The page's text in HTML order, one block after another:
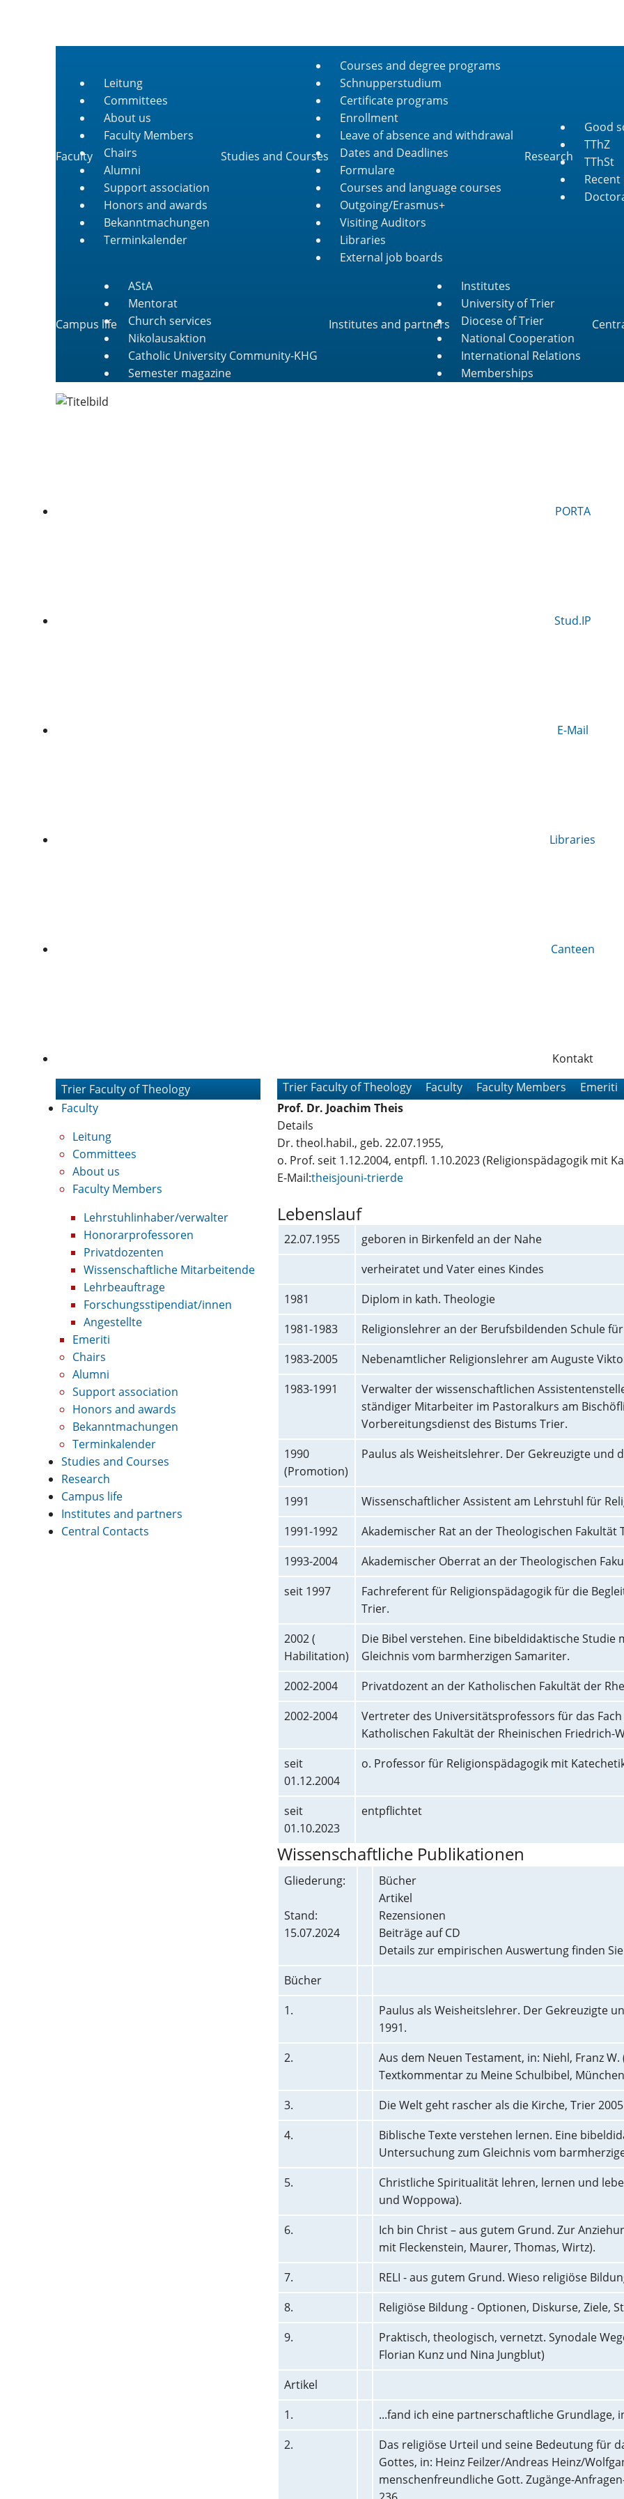
Faculty
Leitung
Committees
About us
Faculty Members
Chairs
Alumni
Support association
Honors and awards
Bekanntmachungen
Terminkalender
Studies and Courses
Courses and degree programs
Schnupperstudium
Certificate programs
Enrollment
Leave of absence and withdrawal
Dates and Deadlines
Formulare
Courses and language courses
Outgoing/Erasmus+
Visiting Auditors
Libraries
External job boards
Research
Good
TThZ
TThSt
Campus life
AStA
Mentorat
Church services
Nikolausaktion
Catholic University Community-KHG
Semester magazine
Institutes and partners
Institutes
University of Trier
Diocese of Trier
National Cooperation
International Relations
Memberships
PORTA
Stud.IP
E-Mail
Libraries
Canteen
Kontakt
Trier Faculty of Theology
Faculty
Leitung
Committees
About us
Faculty Members
Lehrstuhlinhaber/verwalter
Honorarprofessoren
Privatdozenten
Wissenschaftliche Mitarbeitende
Lehrbeauftrage
Forschungsstipendiat/innen
Angestellte
Emeriti
Chairs
Alumni
Support association
Honors and awards
Bekanntmachungen
Terminkalender
Studies and Courses
Research
Campus life
Institutes and partners
Central Contacts
Trier Faculty of Theology Faculty Faculty Members Emeriti
Prof. Dr. Joachim Theis
Details
Dr. theol.habil., geb. 22.07.1955,
o. Prof. seit 1.12.2004, entpfl. 1.10.2023 (Religionspädagogik mit
E-Mail:theisjouni-trierde
Lebenslauf
22.07.1955
geboren in Birkenfeld an der Nahe
verheiratet und Vater eines Kindes
1981
Diplom in kath. Theologie
1981-1983
Religionslehrer an der Berufsbildenden Schule
1983-2005
Nebenamtlicher Religionslehrer am Auguste
1983-1991
Verwalter der wissenschaftlichen
ständiger Mitarbeiter im Pastoralkurs am
Vorbereitungsdienst des Bistums Trier.
1990
(Promotion)
Paulus als Weisheitslehrer. Der Gekreuzigte und
1991
Wissenschaftlicher Assistent am Lehrstuhl für
1991-1992
Akademischer Rat an der Theologischen Fakultät
1993-2004
Akademischer Oberrat an der Theologischen
seit 1997
Fachreferent für Religionspädagogik für die
Trier.
2002 (
Habilitation)
Die Bibel verstehen. Eine bibeldidaktische
Gleichnis vom barmherzigen Samariter.
2002-2004
Privatdozent an der Katholischen Fakultät der
2002-2004
Vertreter des Universitätsprofessors für das
Katholischen Fakultät der Rheinischen Friedrich-
seit
01.12.2004
o. Professor für Religionspädagogik mit
seit
01.10.2023
entpflichtet
Wissenschaftliche Publikationen
Gliederung:
Stand:
15.07.2024
Bücher
Artikel
Rezensionen
Beiträge auf CD
Details zur empirischen Auswertung finden
Bücher
1.
Paulus als Weisheitslehrer. Der Gekreuzigte
1991.
2.
Aus dem Neuen Testament, in: Niehl, Franz
Textkommentar zu Meine Schulbibel,
3.
Die Welt geht rascher als die Kirche, Trier 2005
4.
Biblische Texte verstehen lernen. Eine
Untersuchung zum Gleichnis vom
5.
Christliche Spiritualität lehren, lernen und
und Woppowa).
6.
Ich bin Christ – aus gutem Grund. Zur
mit Fleckenstein, Maurer, Thomas, Wirtz).
7.
RELI - aus gutem Grund. Wieso religiöse
8.
Religiöse Bildung - Optionen, Diskurse, Ziele,
9.
Praktisch, theologisch, vernetzt. Synodale
Florian Kunz und Nina Jungblut)
Artikel
1.
...fand ich eine partnerschaftliche Grundlage,
2.
Das religiöse Urteil und seine Bedeutung für
Gottes, in: Heinz Feilzer/Andreas Heinz/
menschenfreundliche Gott. Zugänge-